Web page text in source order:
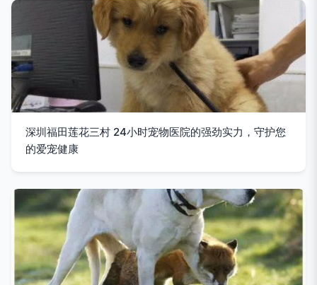
深圳福田莲花三村 24小时宠物医院的强劲实力，守护您
的爱宠健康